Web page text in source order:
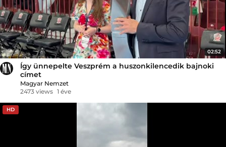
02:52
Így ünnepelte Veszprém a huszonkilencedik bajnoki
címet
Magyar Nemzet
2473 views 1 éve
HD